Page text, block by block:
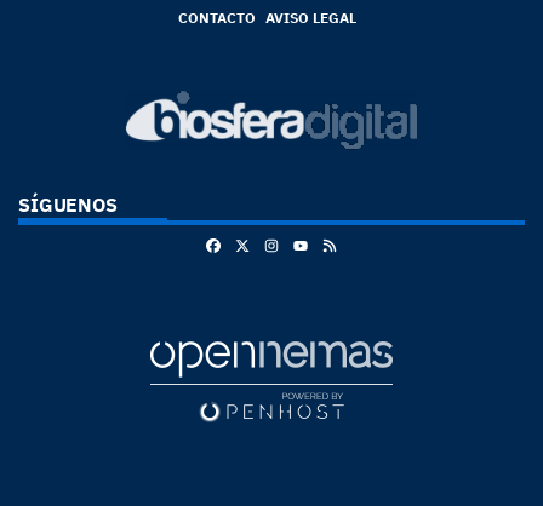
CONTACTO AVISO LEGAL
SÍGUENOS
FacebookInstagram